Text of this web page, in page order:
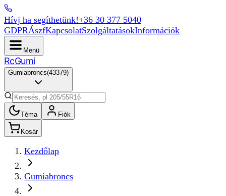
Hívj ha segíthetünk!+36 30 377 5040
GDPRÁszfKapcsolatSzolgáltatásokInformációk
Menü
RcGumi
Gumiabroncs(43379)
Téma Fiók
Kosár
Kezdőlap
Gumiabroncs